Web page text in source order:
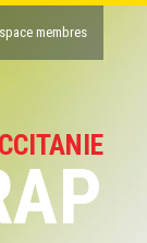
membres